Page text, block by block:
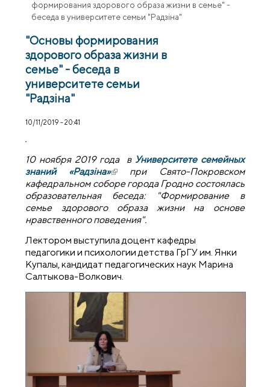
формирования здорового образа жизни в семье" -
беседа в университете семьи "Радзіна"
"Основы формирования
здорового образа жизни в
семье" - беседа в
университете семьи
"Радзіна"
10/11/2019 - 20:41
10 ноября 2019 года в Университете семейных
знаний «Радзіна»(внешняя ссылка)
при Свято-Покровском
кафедральном соборе города Гродно состоялась
образовательная беседа: "Формирование в
семье здорового образа жизни на основе
нравственного поведения".
Лектором выступила доцент кафедры
педагогики и психологии детства ГрГУ им. Янки
Купалы, кандидат педагогических наук Марина
Салтыкова-Волкович.